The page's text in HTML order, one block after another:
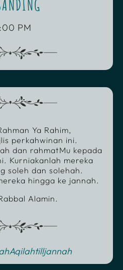
PM
Ya Rahim,
perkahwinan ini.
dan rahmatMu kepada
Kurniakanlah mereka
soleh dan solehah.
hingga ke jannah.
Alamin.